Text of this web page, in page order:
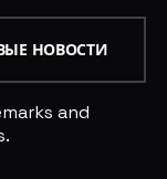
НОВОСТИ
and